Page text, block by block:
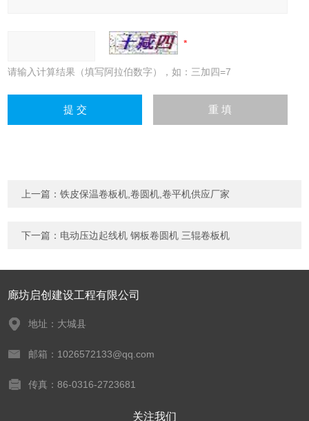
请输入计算结果（填写阿拉伯数字），如：三加四=7
上一篇：铁皮保温卷板机,卷圆机,卷平机供应厂家
下一篇： 电动压边起线机 钢板卷圆机 三辊卷板机
廊坊启创建设工程有限公司
地址：大城县
邮箱：1026572133@qq.com
传真：86-0316-2723681
关注我们